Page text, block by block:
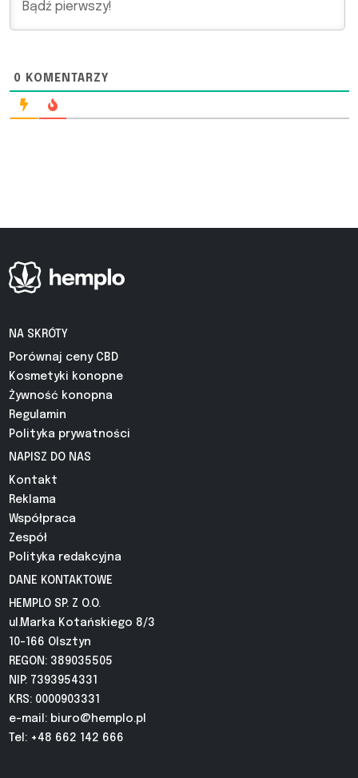
0 KOMENTARZY
NA SKRÓTY
Porównaj ceny CBD
Kosmetyki konopne
Żywność konopna
Regulamin
Polityka prywatności
NAPISZ DO NAS
Kontakt
Reklama
Współpraca
Zespół
Polityka redakcyjna
DANE KONTAKTOWE
HEMPLO SP. Z O.O.
ul.Marka Kotańskiego 8/3
10-166 Olsztyn
REGON: 389035505
NIP: 7393954331
KRS: 0000903331
e-mail: biuro@hemplo.pl
Tel: +48 662 142 666